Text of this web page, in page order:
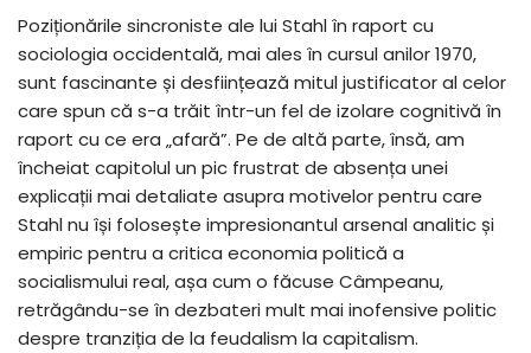
Poziționările sincroniste ale lui Stahl în raport cu
sociologia occidentală, mai ales în cursul anilor 1970,
sunt fascinante și desființează mitul justificator al celor
care spun că s-a trăit într-un fel de izolare cognitivă în
raport cu ce era „afară”. Pe de altă parte, însă, am
încheiat capitolul un pic frustrat de absența unei
explicații mai detaliate asupra motivelor pentru care
Stahl nu își folosește impresionantul arsenal analitic și
empiric pentru a critica economia politică a
socialismului real, așa cum o făcuse Câmpeanu,
retrăgându-se în dezbateri mult mai inofensive politic
despre tranziția de la feudalism la capitalism.